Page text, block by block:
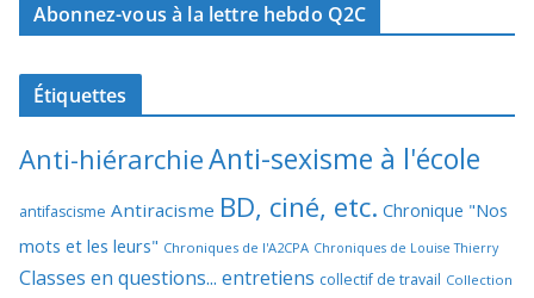
Abonnez-vous à la lettre hebdo Q2C
Étiquettes
Anti-hiérarchieAnti-sexisme à l'école
antifascisme Antiracisme BD, ciné, etc. Chronique "Nos
mots et les leurs" Chroniques de l'A2CPA Chroniques de Louise Thierry
Classes en questions... entretiens collectif de travail Collection